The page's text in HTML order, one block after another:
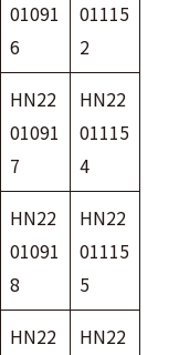
01091
6
01115
2
HN22
01091
7
HN22
01115
4
HN22
01091
8
HN22
01115
5
HN22
HN22